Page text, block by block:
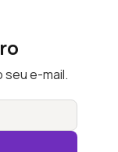
seu e-mail.